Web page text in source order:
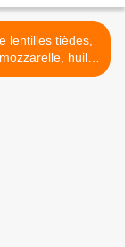
lentilles tièdes,
huile
au basilic >